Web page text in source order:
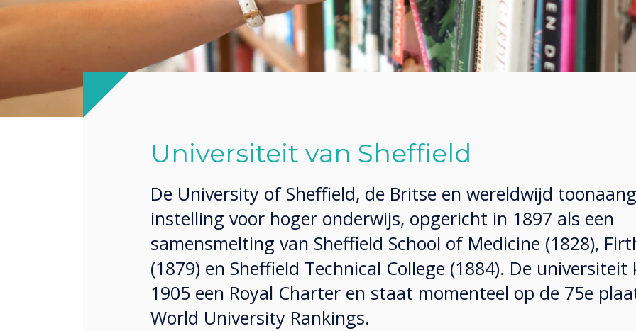
Universiteit van Sheffield
De University of Sheffield, de Britse en wereldwijd
instelling voor hoger onderwijs, opgericht in 1897 als een
samensmelting van Sheffield School of Medicine (1828),
(1879) en Sheffield Technical College (1884). De universiteit
1905 een Royal Charter en staat momenteel op de 75e
World University Rankings.